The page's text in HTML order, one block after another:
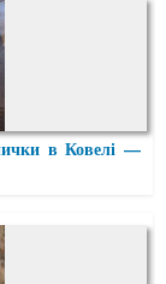
в Ковелі —